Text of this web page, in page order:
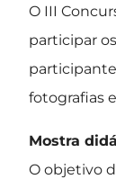
O III
participar
fotografias
Mostra
O objetivo